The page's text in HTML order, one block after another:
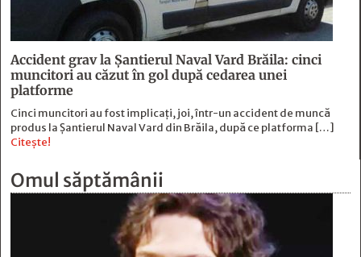
Accident grav la Șantierul Naval Vard Brăila: cinci
muncitori au căzut în gol după cedarea unei
platforme
Cinci muncitori au fost implicați, joi, într-un accident de muncă
produs la Șantierul Naval Vard din Brăila, după ce platforma […]
Citește!
Omul săptămânii